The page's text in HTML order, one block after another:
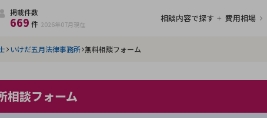
掲載件数
669 件 2026年07月 現在
相談内容で探す 費用相場
いけだ五月法律事務所 無料相談フォーム
相談フォーム